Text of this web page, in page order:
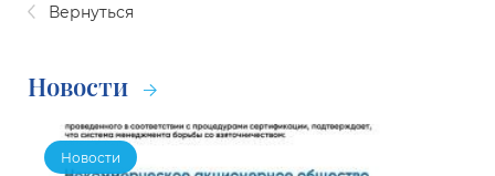
Вернуться
Новости
Новости